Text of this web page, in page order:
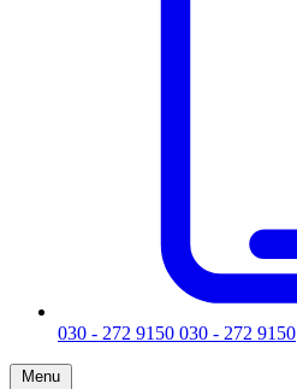
030 - 272 9150 030 - 272 9150
Menu